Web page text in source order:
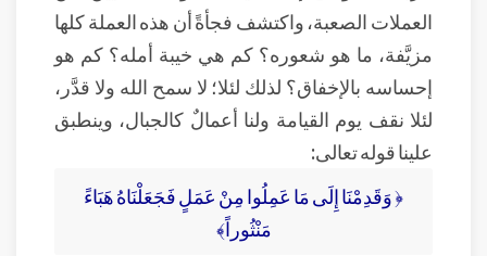
العملات الصعبة، واكتشف فجأةً أن هذه العملة كلها
مزيَّفة، ما هو شعوره؟ كم هي خيبة أمله؟ كم هو
إحساسه بالإخفاق؟ لذلك لئلا؛ لا سمح الله ولا قدَّر،
لئلا نقف يوم القيامة ولنا أعمالٌ كالجبال، وينطبق
علينا قوله تعالى:
﴿ وَقَدِمْنَا إِلَى مَا عَمِلُوا مِنْ عَمَلٍ فَجَعَلْنَاهُ هَبَاءً
مَنْثُوراً﴾